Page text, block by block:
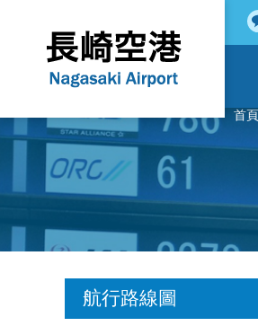
首頁
航行路線圖